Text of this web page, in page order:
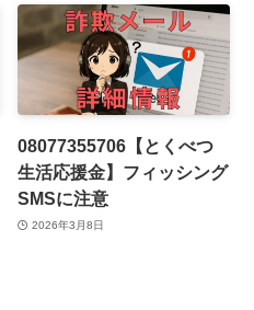
08077355706【とくべつ
生活応援金】フィッシング
SMSに注意
2026年3月8日